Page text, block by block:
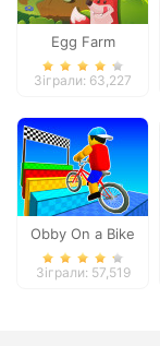
Egg Farm
Зіграли: 63,227
Obby On a Bike
Зіграли: 57,519